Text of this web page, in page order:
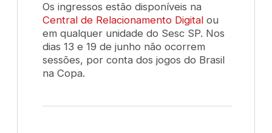
Os ingressos estão disponíveis na
Central de Relacionamento Digital ou
em qualquer unidade do Sesc SP. Nos
dias 13 e 19 de junho não ocorrem
sessões, por conta dos jogos do Brasil
na Copa.